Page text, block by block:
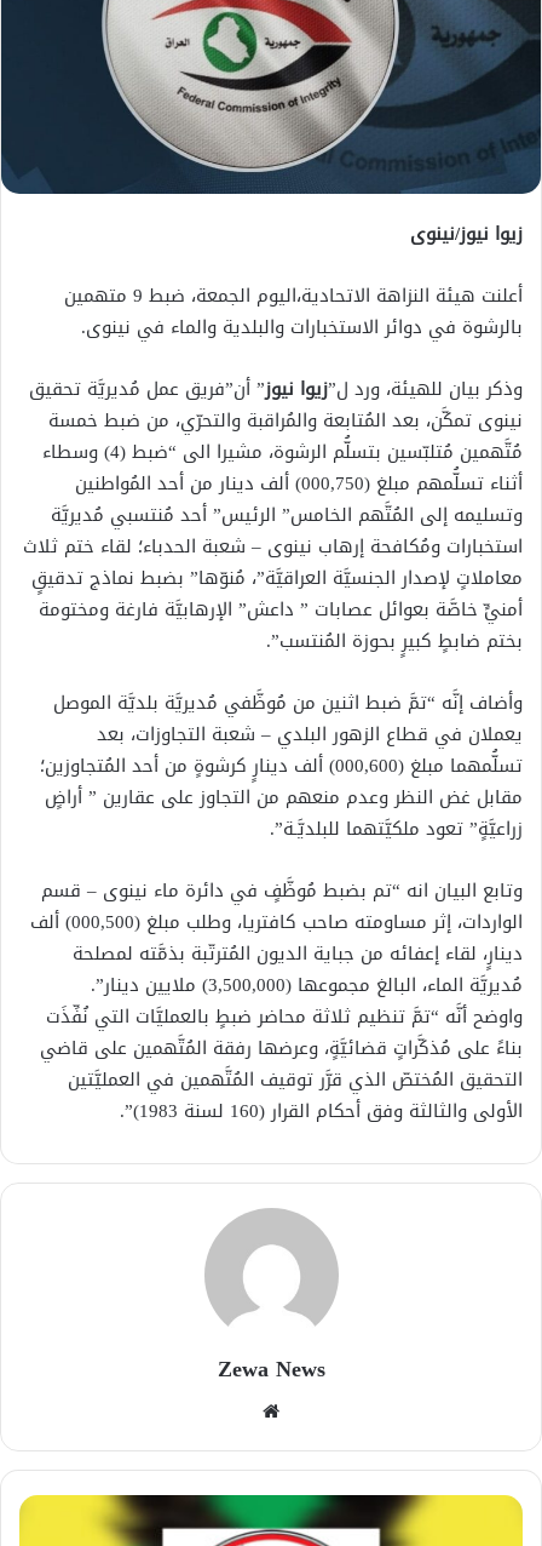
زيوا نيوز/نينوى
أعلنت هيئة النزاهة الاتحادية،اليوم الجمعة، ضبط 9 متهمين
بالرشوة في دوائر الاستخبارات والبلدية والماء في نينوى.
وذكر بيان للهيئة، ورد ل”زيوا نيوز” أن”فريق عمل مُديريَّة تحقيق
نينوى تمكَّن، بعد المُتابعة والمُراقبة والتحرّي، من ضبط خمسة
مُتَّهمين مُتلبّسين بتسلُّم الرشوة، مشيرا الى “ضبط (4) وسطاء
أثناء تسلُّمهم مبلغ (000,750) ألف دينار من أحد المُواطنين
وتسليمه إلى المُتَّهم الخامس” الرئيس” أحد مُنتسبي مُديريَّة
استخبارات ومُكافحة إرهاب نينوى – شعبة الحدباء؛ لقاء ختم ثلاث
معاملاتٍ لإصدار الجنسيَّة العراقيَّة”، مُنوّها” بضبط نماذج تدقيقٍ
أمنيٍّ خاصَّة بعوائل عصابات ” داعش” الإرهابيَّة فارغة ومختومة
بختم ضابطٍ كبيرٍ بحوزة المُنتسب”.
وأضاف إنَّه “تمَّ ضبط اثنين من مُوظَّفي مُديريَّة بلديَّة الموصل
يعملان في قطاع الزهور البلدي – شعبة التجاوزات، بعد
تسلُّمهما مبلغ (000,600) ألف دينارٍ كرشوةٍ من أحد المُتجاوزين؛
مقابل غض النظر وعدم منعهم من التجاوز على عقارين ” أراضٍ
زراعيَّةٍ” تعود ملكيَّتهما للبلديَّـة”.
وتابع البيان انه “تم بضبط مُوظَّفٍ في دائرة ماء نينوى – قسم
الواردات، إثر مساومته صاحب كافتريا، وطلب مبلغ (000,500) ألف
دينارٍ، لقاء إعفائه من جباية الديون المُترتّبة بذمَّته لمصلحة
مُديريَّة الماء، البالغ مجموعها (3,500,000) ملايين دينار”.
واوضح أنَّه “تمَّ تنظيم ثلاثة محاضر ضبطٍ بالعمليَّات التي نُفِّذَت
بناءً على مُذكَّراتٍ قضائيَّةٍ، وعرضها رفقة المُتَّهمين على قاضي
التحقيق المُختصّ الذي قرَّر توقيف المُتَّهمين في العمليَّتين
الأولى والثالثة وفق أحكام القرار (160 لسنة 1983)”.
Zewa News